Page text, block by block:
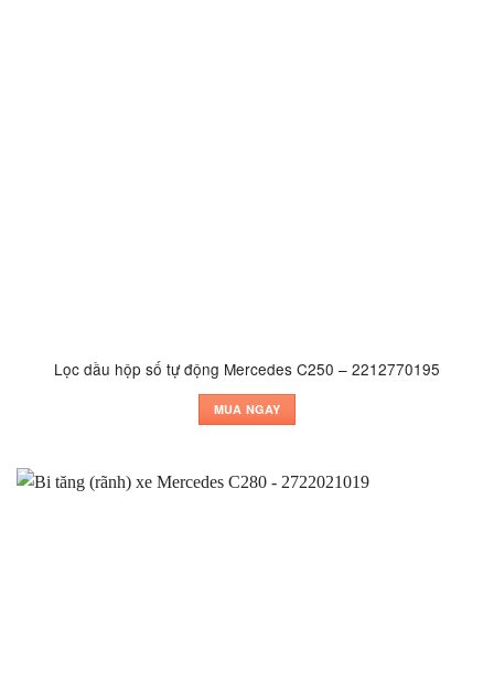
Lọc dầu hộp số tự động Mercedes C250 – 2212770195
MUA NGAY